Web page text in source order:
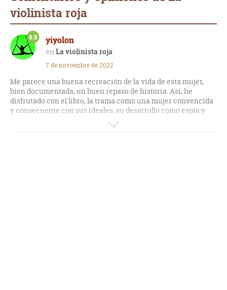
violinista roja
yiyolon
La violinista roja
8.5
7 de noviembre de 2022
Me parece una buena recreación de la vida de esta mujer,
bien documentada, un buen repaso de historia. Así, he
disfrutado con el libro, la trama como una mujer convencida
y consecuente con sus ideales, su desarrollo como espía y
tantos personajes históricos que se cruzaron con la
protagonista. Lo que menos me gustó fue el principio, pues